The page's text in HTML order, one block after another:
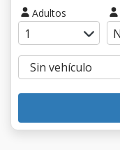
Adultos